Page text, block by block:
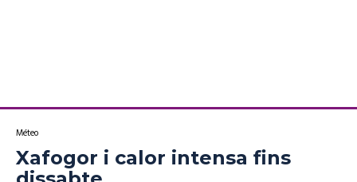
Méteo
Xafogor i calor intensa fins